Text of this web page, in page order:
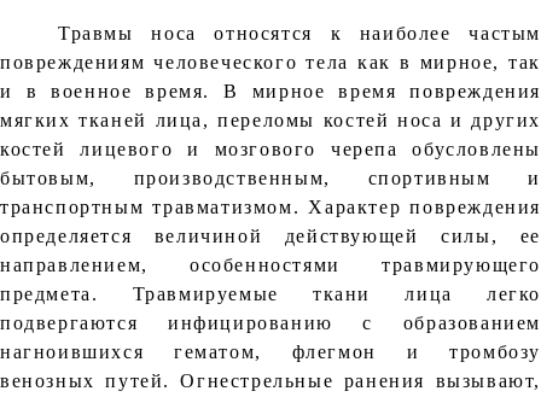
Травмы носа относятся к наиболее частым
повреждениям человеческого тела как в мирное, так
и в военное время. В мирное время повреждения
мягких тканей лица, переломы костей носа и других
костей лицевого и мозгового черепа обусловлены
бытовым, производственным, спортивным и
транспортным травматизмом. Характер повреждения
определяется величиной действующей силы, ее
направлением, особенностями травмирующего
предмета. Травмируемые ткани лица легко
подвергаются инфицированию с образованием
нагноившихся гематом, флегмон и тромбозу
венозных путей. Огнестрельные ранения вызывают,